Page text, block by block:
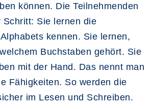
können. Die Teilnehmenden
Schritt: Sie lernen die
kennen. Sie lernen,
Buchstaben gehört. Sie
mit der Hand. Das nennt man
Fähigkeiten. So werden die
im Lesen und Schreiben.